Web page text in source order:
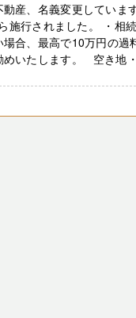
動産、名義変更してい
行されました。 ・相続
合、最高で10万円の過
めいたします。 空き地